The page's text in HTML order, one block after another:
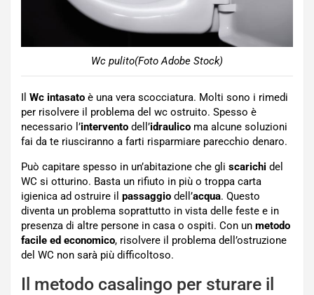
Wc pulito(Foto Adobe Stock)
Il Wc intasato è una vera scocciatura. Molti sono i rimedi
per risolvere il problema del wc ostruito. Spesso è
necessario l’intervento dell’idraulico ma alcune soluzioni
fai da te riusciranno a farti risparmiare parecchio denaro.
Può capitare spesso in un’abitazione che gli scarichi del
WC si otturino. Basta un rifiuto in più o troppa carta
igienica ad ostruire il passaggio dell’acqua. Questo
diventa un problema soprattutto in vista delle feste e in
presenza di altre persone in casa o ospiti. Con un metodo
facile ed economico, risolvere il problema dell’ostruzione
del WC non sarà più difficoltoso.
Il metodo casalingo per sturare il